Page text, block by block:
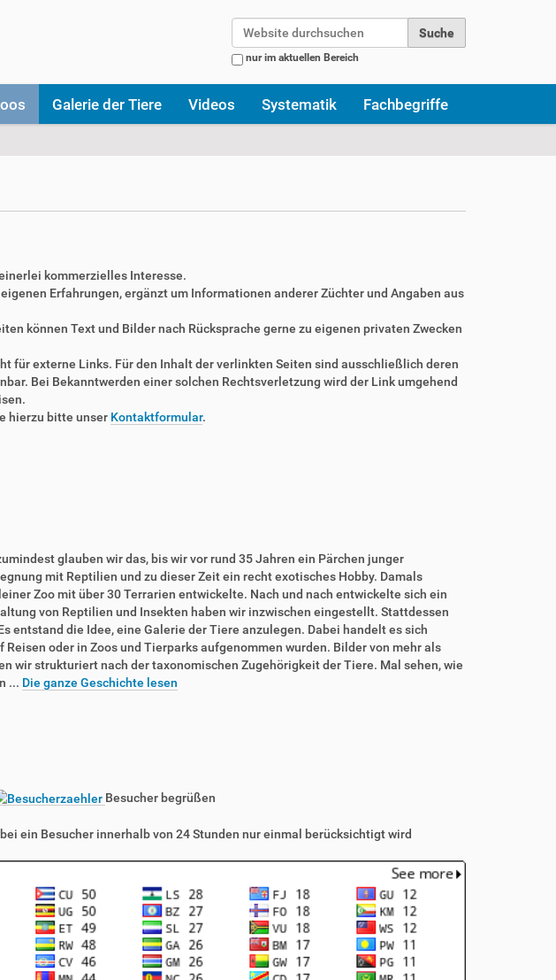
nur im aktuellen Bereich
Galerie der Tiere Videos Systematik Fachbegriffe
kommerzielles Interesse.
Erfahrungen, ergänzt um Informationen anderer Züchter und Angaben aus
können Text und Bilder nach Rücksprache gerne zu eigenen privaten Zwecken
externe Links. Für den Inhalt der verlinkten Seiten sind ausschließlich deren
Bei Bekanntwerden einer solchen Rechtsverletzung wird der Link umgehend
hierzu bitte unser Kontaktformular.
glauben wir das, bis wir vor rund 35 Jahren ein Pärchen junger
mit Reptilien und zu dieser Zeit ein recht exotisches Hobby. Damals
Zoo mit über 30 Terrarien entwickelte. Nach und nach entwickelte sich ein
von Reptilien und Insekten haben wir inzwischen eingestellt. Stattdessen
entstand die Idee, eine Galerie der Tiere anzulegen. Dabei handelt es sich
oder in Zoos und Tierparks aufgenommen wurden. Bilder von mehr als
wir strukturiert nach der taxonomischen Zugehörigkeit der Tiere. Mal sehen, wie
... Die ganze Geschichte lesen
Besucher begrüßen
ein Besucher innerhalb von 24 Stunden nur einmal berücksichtigt wird